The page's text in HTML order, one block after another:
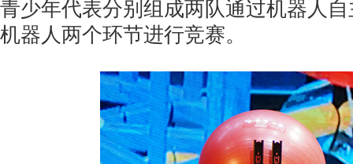
青少年代表分别组成两队通过机器人
机器人两个环节进行竞赛。